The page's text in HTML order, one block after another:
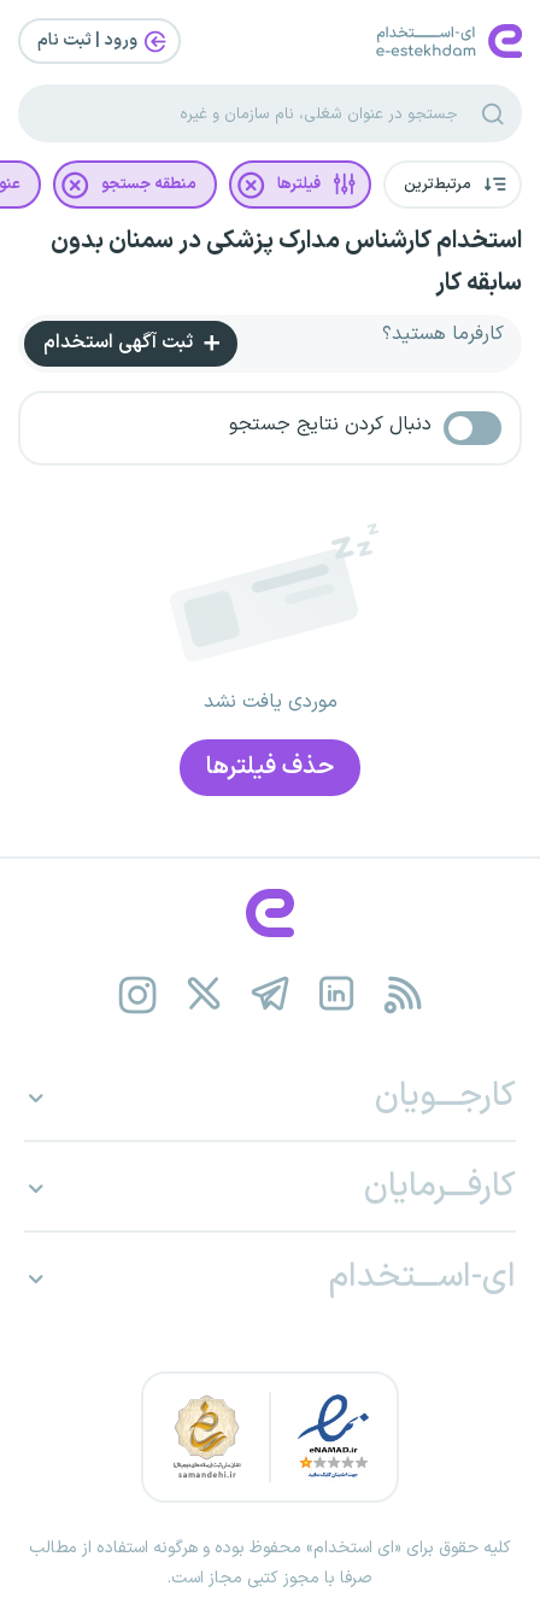
ورود | ثبت‌ نام
مرتبط‌ترین فیلترها منطقه جستجو
استخدام کارشناس مدارک پزشکی در سمنان بدون
سابقه کار
کارفرما هستید؟ ثبت آگهی استخدام
دنبال کردن نتایج جستجو
موردی یافت نشد
حذف فیلتر‌ها
کارجـــویان
کارفـــرمایان
ای-اســـتخدام
کلیه حقوق برای «ای استخدام» محفوظ بوده و هرگونه استفاده از مطالب
صرفا با مجوز کتبی مجاز است.